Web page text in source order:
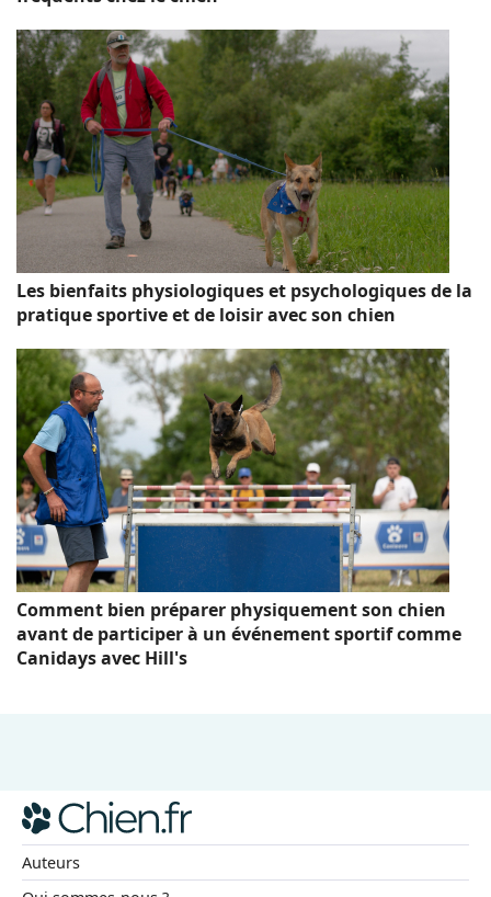
Les bienfaits physiologiques et psychologiques de la
pratique sportive et de loisir avec son chien
Comment bien préparer physiquement son chien
avant de participer à un événement sportif comme
Canidays avec Hill's
Auteurs